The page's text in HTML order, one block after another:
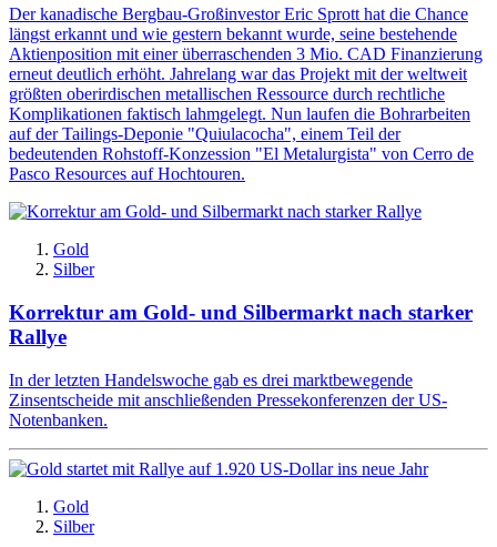
Der kanadische Bergbau-Großinvestor Eric Sprott hat die Chance
längst erkannt und wie gestern bekannt wurde, seine bestehende
Aktienposition mit einer überraschenden 3 Mio. CAD Finanzierung
erneut deutlich erhöht. Jahrelang war das Projekt mit der weltweit
größten oberirdischen metallischen Ressource durch rechtliche
Komplikationen faktisch lahmgelegt. Nun laufen die Bohrarbeiten
auf der Tailings-Deponie "Quiulacocha", einem Teil der
bedeutenden Rohstoff-Konzession "El Metalurgista" von Cerro de
Pasco Resources auf Hochtouren.
Gold
Silber
Korrektur am Gold- und Silbermarkt nach starker
Rallye
In der letzten Handelswoche gab es drei marktbewegende
Zinsentscheide mit anschließenden Pressekonferenzen der US-
Notenbanken.
Gold
Silber